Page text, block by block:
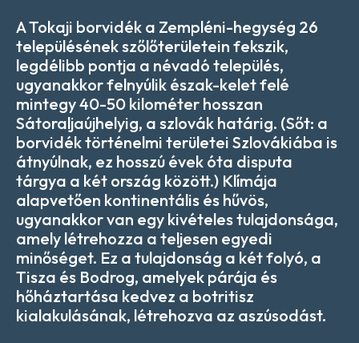
A Tokaji borvidék a Zempléni-hegység 26
településének szőlőterületein fekszik,
legdélibb pontja a névadó település,
ugyanakkor felnyúlik észak-kelet felé
mintegy 40-50 kilométer hosszan
Sátoraljaújhelyig, a szlovák határig. (Sőt: a
borvidék történelmi területei Szlovákiába is
átnyúlnak, ez hosszú évek óta disputa
tárgya a két ország között.) Klímája
alapvetően kontinentális és hűvös,
ugyanakkor van egy kivételes tulajdonsága,
amely létrehozza a teljesen egyedi
minőséget. Ez a tulajdonság a két folyó, a
Tisza és Bodrog, amelyek párája és
hőháztartása kedvez a botritisz
kialakulásának, létrehozva az aszúsodást.